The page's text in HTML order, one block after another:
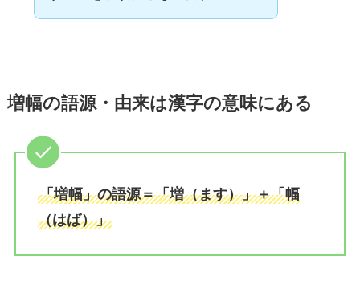
増幅の語源・由来は漢字の意味にある
「増幅」の語源＝「増（ます）」＋「幅
（はば）」